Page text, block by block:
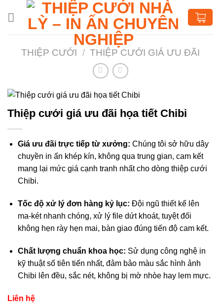
THIỆP CƯỚI / THIỆP CƯỚI GIÁ ƯU ĐÃI
Thiệp cưới giá ưu đãi họa tiết Chibi
Giá ưu đãi trực tiếp từ xưởng: Chúng tôi sở hữu dây
chuyền in ấn khép kín, không qua trung gian, cam kết
mang lại mức giá cạnh tranh nhất cho dòng thiệp cưới
Chibi.
Tốc độ xử lý đơn hàng kỷ lục: Đội ngũ thiết kế lên
ma-két nhanh chóng, xử lý file dứt khoát, tuyệt đối
không hẹn rày hẹn mai, bàn giao đúng tiến độ cam kết.
Chất lượng chuẩn khoa học: Sử dụng công nghệ in
kỹ thuật số tiên tiến nhất, đảm bảo màu sắc hình ảnh
Chibi lên đều, sắc nét, không bị mờ nhòe hay lem mực.
Liên hệ